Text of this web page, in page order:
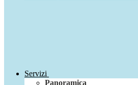
Servizi
Panoramica